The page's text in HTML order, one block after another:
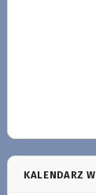
KALENDARZ